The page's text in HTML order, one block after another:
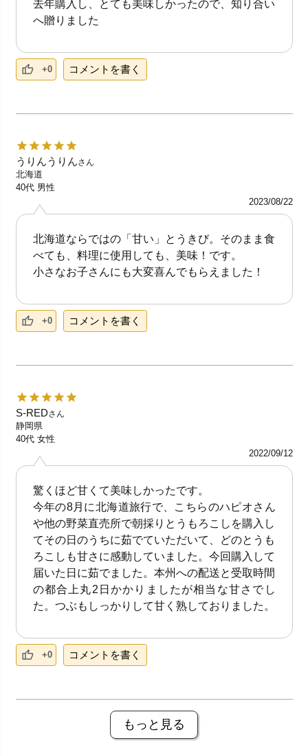
去年購入し、とても美味しかったので、知り合い
へ贈りました
+0 コメントを書く
うりんうりんさん
北海道
40代 男性
2023/08/22
北海道ならではの「甘い」とうきび。そのまま食
べても、料理に使用しても、美味！です。
小さなお子さんにも大変喜んでもらえました！
+0 コメントを書く
S-REDさん
静岡県
40代 女性
2022/09/12
驚くほど甘くて美味しかったです。
今年の8月に北海道旅行で、こちらのハピオさん
や他の野菜直売所で朝採りとうもろこしを購入し
てその日のうちに茹でていただいて、どのとうも
ろこしも甘さに感動していました。今回購入して
届いた日に茹でました。本州への配送と受取時間
の都合上丸2日かかりましたが相当な甘さでし
た。つぶもしっかりして甘く熟しておりました。
+0 コメントを書く
もっと見る